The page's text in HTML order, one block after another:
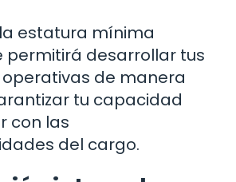
estatura mínima
permitirá desarrollar tus
de manera
tu capacidad
con las
del cargo.